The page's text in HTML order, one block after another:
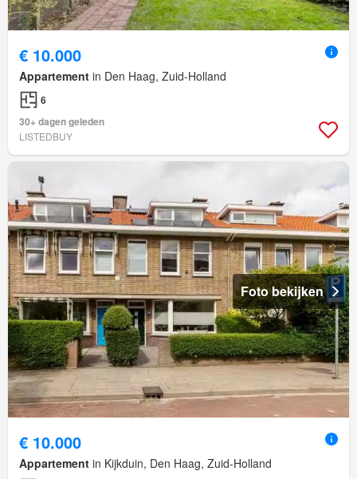
€ 10.000
Appartement in Den Haag, Zuid-Holland
6
30+ dagen geleden
LISTEDBUY
Foto bekijken
€ 10.000
Appartement in Kijkduin, Den Haag, Zuid-Holland